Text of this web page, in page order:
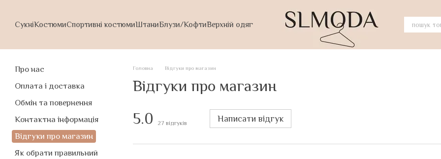
СукніКостюмиСпортивні костюмиШтаниБлузи/КофтиВерхній одяг
Головна Відгуки про магазин
Відгуки про магазин
5.0
27 відгуків Написати відгук
Про нас
Оплата і доставка
Обмін та повернення
Контактна інформація
Відгуки про магазин
Як обрати правильний